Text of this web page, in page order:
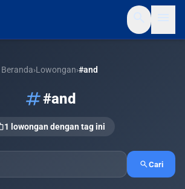
Beranda›Lowongan›#and
tag#and
1 lowongan dengan tag ini
searchCari